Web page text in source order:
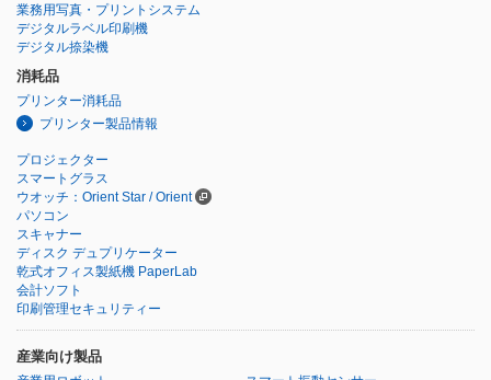
業務用写真・プリントシステム
デジタルラベル印刷機
デジタル捺染機
消耗品
プリンター消耗品
プリンター製品情報
プロジェクター
スマートグラス
ウオッチ：Orient Star / Orient
パソコン
スキャナー
ディスク デュプリケーター
乾式オフィス製紙機 PaperLab
会計ソフト
印刷管理セキュリティー
産業向け製品